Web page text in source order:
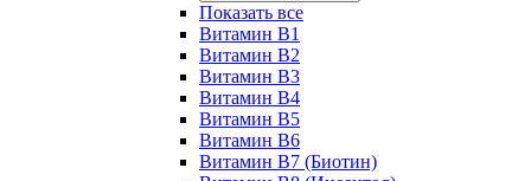
Показать все
Витамин B1
Витамин B2
Витамин B3
Витамин B4
Витамин B5
Витамин B6
Витамин B7 (Биотин)